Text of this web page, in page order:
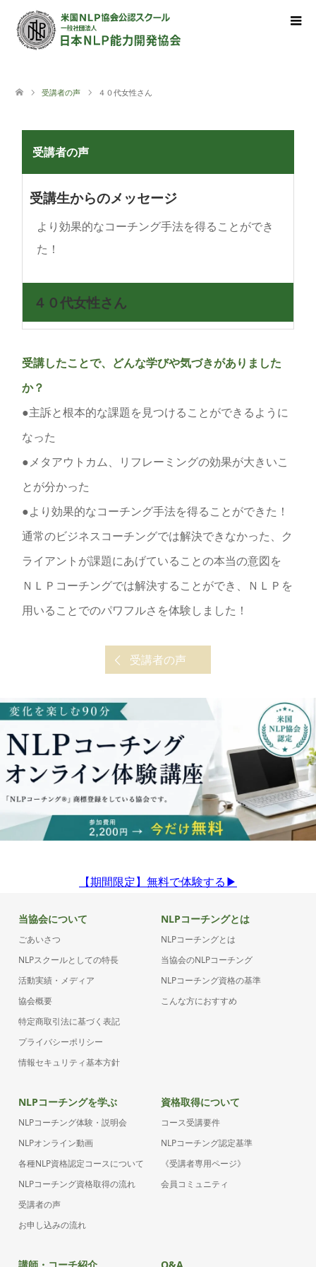
受講者の声 ４０代女性さん
受講者の声
受講生からのメッセージ
より効果的なコーチング手法を得ることができ
た！
４０代女性さん
受講したことで、どんな学びや気づきがありました
か？
●主訴と根本的な課題を見つけることができるように
なった
●メタアウトカム、リフレーミングの効果が大きいこ
とが分かった
●より効果的なコーチング手法を得ることができた！
通常のビジネスコーチングでは解決できなかった、ク
ライアントが課題にあげていることの本当の意図を
ＮＬＰコーチングでは解決することができ、ＮＬＰを
用いることでのパワフルさを体験しました！
受講者の声
【期間限定】無料で体験する▶︎
当協会について
ごあいさつ
NLPスクールとしての特長
活動実績・メディア
協会概要
特定商取引法に基づく表記
プライバシーポリシー
情報セキュリティ基本方針
NLPコーチングとは
NLPコーチングとは
当協会のNLPコーチング
NLPコーチング資格の基準
こんな方におすすめ
NLPコーチングを学ぶ
NLPコーチング体験・説明会
NLPオンライン動画
各種NLP資格認定コースについて
NLPコーチング資格取得の流れ
受講者の声
お申し込みの流れ
資格取得について
コース受講要件
NLPコーチング認定基準
《受講者専用ページ》
会員コミュニティ
講師・コーチ紹介 Q&A